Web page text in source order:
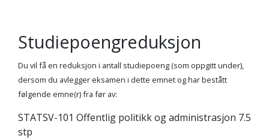
Studiepoengreduksjon
Du vil få en reduksjon i antall studiepoeng (som oppgitt under),
dersom du avlegger eksamen i dette emnet og har bestått
følgende emne(r) fra før av:
STATSV-101 Offentlig politikk og administrasjon 7.5
stp